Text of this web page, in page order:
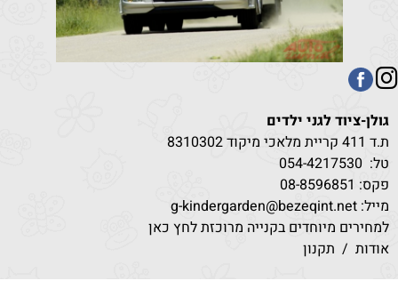
גולן-ציוד לגני ילדים
ת.ד 411 קריית מלאכי מיקוד 8310302
טל:
054-4217530
פקס: 08-8596851
מייל: g-kindergarden@bezeqint.net
למחירים מיוחדים בקנייה מרוכזת לחץ כאן
אודות/ תקנון